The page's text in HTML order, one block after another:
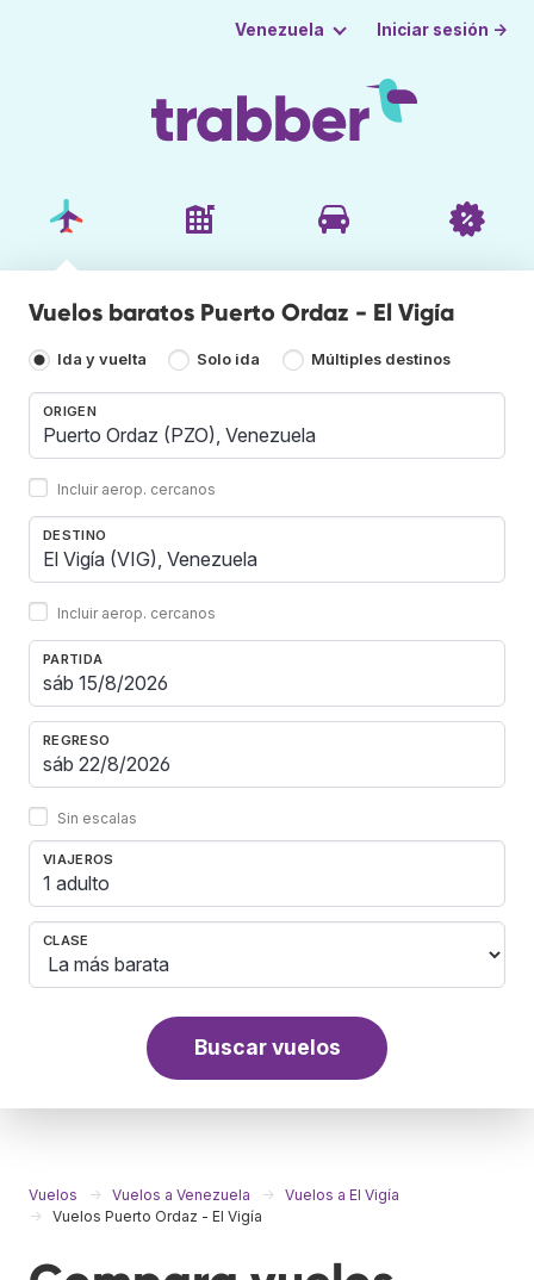
Venezuela Iniciar sesión →
Vuelos baratos Puerto Ordaz - El Vigía
Ida y vuelta Solo ida Múltiples destinos
ORIGEN
Incluir aerop. cercanos
DESTINO
Incluir aerop. cercanos
PARTIDA
REGRESO
Sin escalas
VIAJEROS
1 adulto
CLASE
Buscar vuelos
Vuelos Vuelos a Venezuela
Vuelos a El Vigía
Vuelos Puerto Ordaz - El Vigía